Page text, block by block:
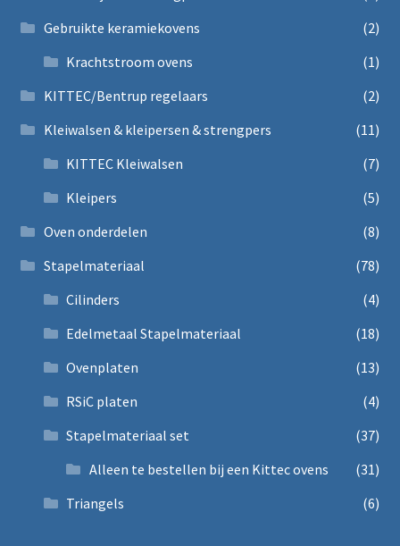
Gebruikte keramiekovens
(2)
Krachtstroom ovens
(1)
KITTEC/Bentrup regelaars
(2)
Kleiwalsen & kleipersen & strengpers
(11)
KITTEC Kleiwalsen
(7)
Kleipers
(5)
Oven onderdelen
(8)
Stapelmateriaal
(78)
Cilinders
(4)
Edelmetaal Stapelmateriaal
(18)
Ovenplaten
(13)
RSiC platen
(4)
Stapelmateriaal set
(37)
Alleen te bestellen bij een Kittec ovens
(31)
Triangels
(6)